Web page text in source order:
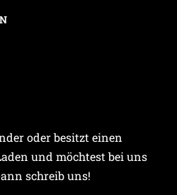
oder besitzt einen
und möchtest bei uns
schreib uns!